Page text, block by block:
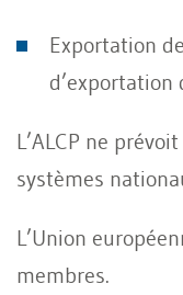
Exportation
d’exportation
L’ALCP ne
systèmes
L’Union
membres.